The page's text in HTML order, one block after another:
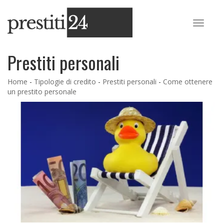
Prestiti personali
Home - Tipologie di credito - Prestiti personali - Come ottenere
un prestito personale